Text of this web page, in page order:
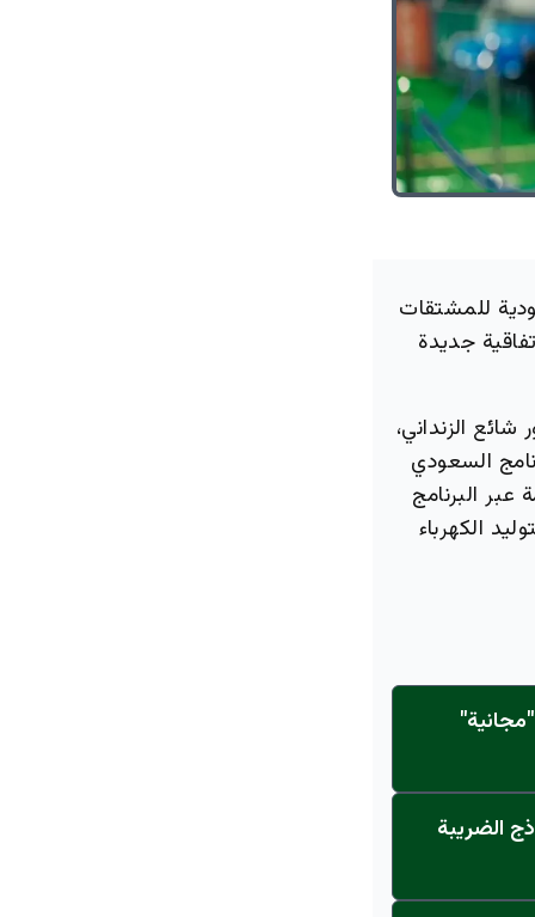
للمشتقات
اليوم اتفاقية جديدة
الزنداني،
السعودي
البرنامج
ومازوت) لدعم أكثر من 70 محطة لتوليد الكهرباء
الضريبة